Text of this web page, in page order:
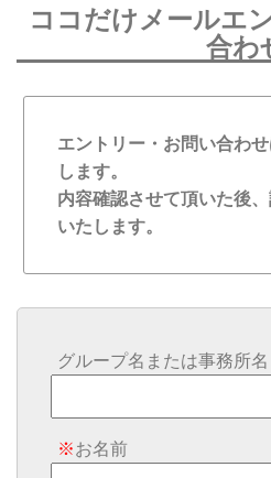
ココだけメールエ
合わ
エントリー・お問い合わ
します。
内容確認させて頂いた後
いたします。
グループ名または事務所名
※お名前